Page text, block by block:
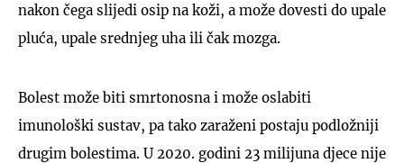
nakon čega slijedi osip na koži, a može dovesti do upale
pluća, upale srednjeg uha ili čak mozga.
Bolest može biti smrtonosna i može oslabiti
imunološki sustav, pa tako zaraženi postaju podložniji
drugim bolestima. U 2020. godini 23 milijuna djece nije